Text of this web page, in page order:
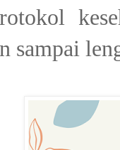
sampai